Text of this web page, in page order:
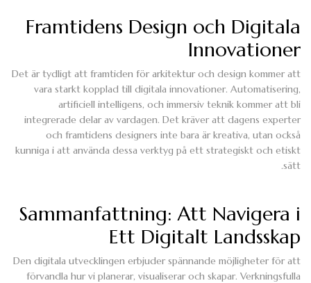
Framtidens Design och Digitala
Innovationer
Det är tydligt att framtiden för arkitektur och design kommer att
vara starkt kopplad till digitala innovationer. Automatisering,
artificiell intelligens, och immersiv teknik kommer att bli
integrerade delar av vardagen. Det kräver att dagens experter
och framtidens designers inte bara är kreativa, utan också
kunniga i att använda dessa verktyg på ett strategiskt och etiskt
sätt.
Sammanfattning: Att Navigera i
Ett Digitalt Landsskap
Den digitala utvecklingen erbjuder spännande möjligheter för att
förvandla hur vi planerar, visualiserar och skapar. Verkningsfulla